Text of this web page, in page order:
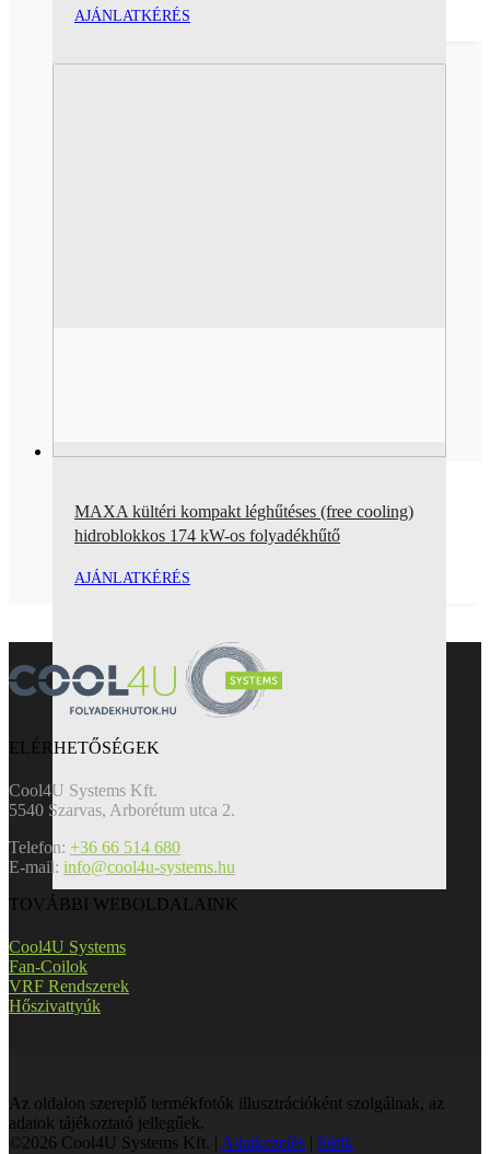
AJÁNLATKÉRÉS
MAXA kültéri kompakt léghűtéses (free cooling)
hidroblokkos 174 kW-os folyadékhűtő
AJÁNLATKÉRÉS
ELÉRHETŐSÉGEK
Cool4U Systems Kft.
5540 Szarvas, Arborétum utca 2.
Telefon: +36 66 514 680
E-mail: info@cool4u-systems.hu
TOVÁBBI WEBOLDALAINK
Cool4U Systems
Fan-Coilok
VRF Rendszerek
Hőszivattyúk
Az oldalon szereplő termékfotók illusztrációként szolgálnak, az
adatok tájékoztató jellegűek.
©2026 Cool4U Systems Kft. | Adatkezelés | Sütik